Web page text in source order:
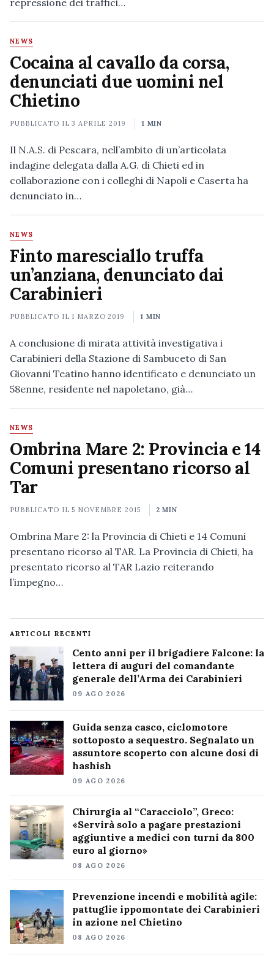
repressione dei traffici…
NEWS
Cocaina al cavallo da corsa,
denunciati due uomini nel
Chietino
PUBBLICATO IL3 APRILE 2019 1 MIN
Il N.A.S. di Pescara, nell’ambito di un’articolata
indagine delegata dalla A.G. di Chieti ed in
collaborazione con i colleghi di Napoli e Caserta ha
denunciato in…
NEWS
Finto maresciallo truffa
un’anziana, denunciato dai
Carabinieri
PUBBLICATO IL1 MARZO 2019 1 MIN
A conclusione di mirata attività investigativa i
Carabinieri della Stazione di Sambuceto di San
Giovanni Teatino hanno identificato e denunciato un
58enne, residente nel napoletano, già…
NEWS
Ombrina Mare 2: Provincia e 14
Comuni presentano ricorso al
Tar
PUBBLICATO IL5 NOVEMBRE 2015 2 MIN
Ombrina Mare 2: la Provincia di Chieti e 14 Comuni
presentano ricorso al TAR. La Provincia di Chieti, ha
presentato ricorso al TAR Lazio reiterando
l’impegno…
ARTICOLI RECENTI
Cento anni per il brigadiere Falcone: la
lettera di auguri del comandante
generale dell’Arma dei Carabinieri
09 AGO 2026
Guida senza casco, ciclomotore
sottoposto a sequestro. Segnalato un
assuntore scoperto con alcune dosi di
hashish
09 AGO 2026
Chirurgia al “Caracciolo”, Greco:
«Servirà solo a pagare prestazioni
aggiuntive a medici con turni da 800
euro al giorno»
08 AGO 2026
Prevenzione incendi e mobilità agile:
pattuglie ippomontate dei Carabinieri
in azione nel Chietino
08 AGO 2026